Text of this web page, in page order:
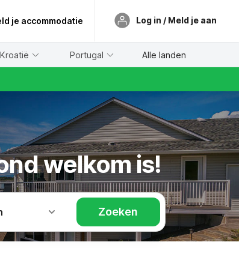
je accommodatie Log in / Meld je aan
Kroatië Portugal Alle landen
welkom is!
Zoeken